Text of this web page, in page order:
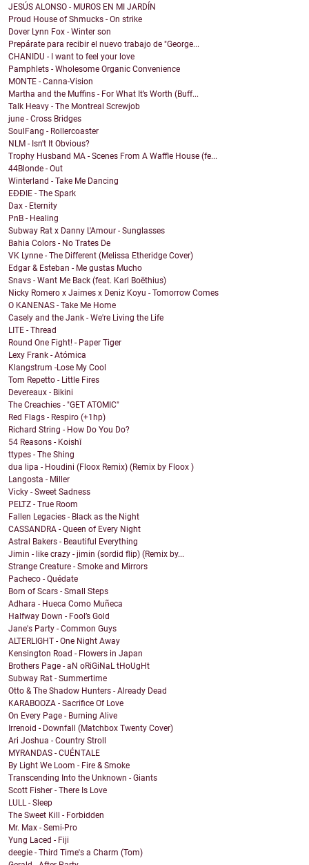
JESÚS ALONSO - MUROS EN MI JARDÍN
Proud House of Shmucks - On strike
Dover Lynn Fox - Winter son
Prepárate para recibir el nuevo trabajo de "George...
CHANIDU - I want to feel your love
Pamphlets - Wholesome Organic Convenience
MONTE - Canna-Vision
Martha and the Muffins - For What It’s Worth (Buff...
Talk Heavy - The Montreal Screwjob
june - Cross Bridges
SoulFang - Rollercoaster
NLM - Isn't It Obvious?
Trophy Husband MA - Scenes From A Waffle House (fe...
44Blonde - Out
Winterland - Take Me Dancing
EĐĐIE - The Spark
Dax - Eternity
PnB - Healing
Subway Rat x Danny L'Amour - Sunglasses
Bahia Colors - No Trates De
VK Lynne - The Different (Melissa Etheridge Cover)
Edgar & Esteban - Me gustas Mucho
Snavs - Want Me Back (feat. Karl Boëthius)
Nicky Romero x Jaimes x Deniz Koyu - Tomorrow Comes
O KANENAS - Take Me Home
Casely and the Jank - We're Living the Life
LITE - Thread
Round One Fight! - Paper Tiger
Lexy Frank - Atómica
Klangstrum -Lose My Cool
Tom Repetto - Little Fires
Devereaux - Bikini
The Creachies - "GET ATOMIC"
Red Flags - Respiro (+1hp)
Richard String - How Do You Do?
54 Reasons - Koishī
ttypes - The Shing
dua lipa - Houdini (Floox Remix) (Remix by Floox )
Langosta - Miller
Vicky - Sweet Sadness
PELTZ - True Room
Fallen Legacies - Black as the Night
CASSANDRA - Queen of Every Night
Astral Bakers - Beautiful Everything
Jimin - like crazy - jimin (sordid flip) (Remix by...
Strange Creature - Smoke and Mirrors
Pacheco - Quédate
Born of Scars - Small Steps
Adhara - Hueca Como Muñeca
Halfway Down - Fool’s Gold
Jane's Party - Common Guys
ALTERLIGHT - One Night Away
Kensington Road - Flowers in Japan
Brothers Page - aN oRiGiNaL tHoUgHt
Subway Rat - Summertime
Otto & The Shadow Hunters - Already Dead
KARABOOZA - Sacrifice Of Love
On Every Page - Burning Alive
Irrenoid - Downfall (Matchbox Twenty Cover)
Ari Joshua - Country Stroll
MYRANDAS - CUÉNTALE
By Light We Loom - Fire & Smoke
Transcending Into the Unknown - Giants
Scott Fisher - There Is Love
LULL - Sleep
The Sweet Kill - Forbidden
Mr. Max - Semi-Pro
Yung Laced - Fiji
deegie - Third Time's a Charm (Tom)